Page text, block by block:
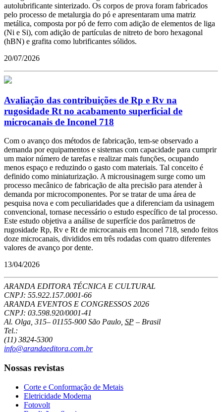
autolubrificante sinterizado. Os corpos de prova foram fabricados
pelo processo de metalurgia do pó e apresentaram uma matriz
metálica, composta por pó de ferro com adição de elementos de liga
(Ni e Si), com adição de partículas de nitreto de boro hexagonal
(hBN) e grafita como lubrificantes sólidos.
20/07/2026
Avaliação das contribuições de Rp e Rv na
rugosidade Rt no acabamento superficial de
microcanais de Inconel 718
Com o avanço dos métodos de fabricação, tem-se observado a
demanda por equipamentos e sistemas com capacidade para cumprir
um maior número de tarefas e realizar mais funções, ocupando
menos espaço e reduzindo o gasto com materiais. Tal conceito é
definido como miniaturização. A microusinagem surge como um
processo mecânico de fabricação de alta precisão para atender à
demanda por microcomponentes. Por se tratar de uma área de
pesquisa nova e com peculiaridades que a diferenciam da usinagem
convencional, tornase necessário o estudo específico de tal processo.
Este estudo objetiva a análise de superfície dos parâmetros de
rugosidade Rp, Rv e Rt de microcanais em Inconel 718, sendo feitos
doze microcanais, divididos em três rodadas com quatro diferentes
valores de avanço por dente.
13/04/2026
ARANDA EDITORA TÉCNICA E CULTURAL
CNPJ: 55.922.157.0001-66
ARANDA EVENTOS E CONGRESSOS 2026
CNPJ: 03.598.920/0001-41
Al. Olga, 315– 01155-900 São Paulo, SP – Brasil
Tel.:
(11) 3824-5300
info@arandaeditora.com.br
Nossas revistas
Corte e Conformação de Metais
Eletricidade Moderna
Fotovolt